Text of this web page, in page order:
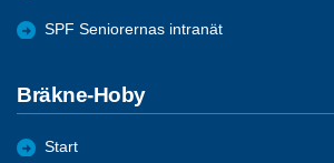
SPF Seniorernas intranät
Bräkne-Hoby
Start